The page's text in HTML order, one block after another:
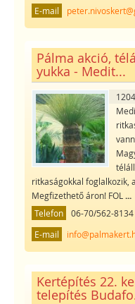
E-mail
Pálma akció,
yukka - Medit...
ritkaságokkal foglalkozik,
Megfizethető áron! FOL ...
Telefon
06-70/562-8134
E-mail
Kertépítés 22.
telepítés